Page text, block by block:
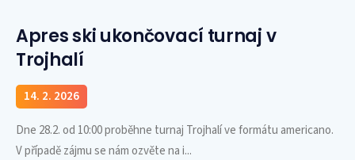
Apres ski ukončovací turnaj v
Trojhalí
14. 2. 2026
Dne 28.2. od 10:00 proběhne turnaj Trojhalí ve formátu americano.
V případě zájmu se nám ozvěte na i...